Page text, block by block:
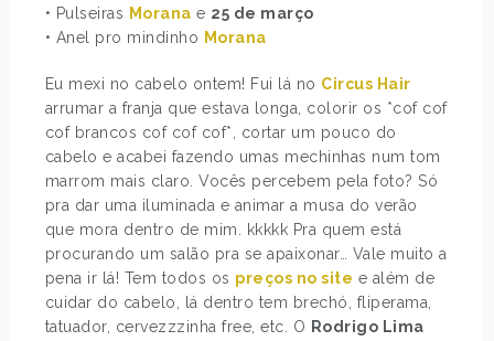
• Pulseiras Morana e 25 de março
• Anel pro mindinho Morana
Eu mexi no cabelo ontem! Fui lá no Circus Hair
arrumar a franja que estava longa, colorir os *cof cof
cof brancos cof cof cof*, cortar um pouco do
cabelo e acabei fazendo umas mechinhas num tom
marrom mais claro. Vocês percebem pela foto? Só
pra dar uma iluminada e animar a musa do verão
que mora dentro de mim. kkkkk Pra quem está
procurando um salão pra se apaixonar… Vale muito a
pena ir lá! Tem todos os preços no site e além de
cuidar do cabelo, lá dentro tem brechó, fliperama,
tatuador, cervezzzinha free, etc. O Rodrigo Lima